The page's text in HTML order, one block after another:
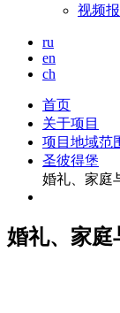
视频
ru
en
ch
首页
关于项目
项目地域范
圣彼得堡
婚礼、家庭
婚礼、家庭